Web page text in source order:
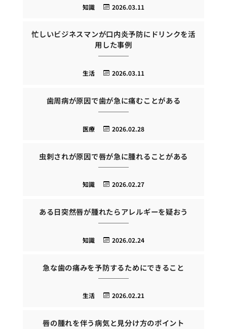
2026.03.11
知識
忙しいビジネスマンが口内炎予防にドリンクを活
用した事例
2026.03.11
生活
歯周病が原因で歯が急に痛むことがある
2026.02.28
医療
虫刺されが原因で唇が急に腫れることがある
2026.02.27
知識
ある日突然唇が腫れたらアレルギーを疑おう
2026.02.24
知識
急な歯の痛みを予防するためにできること
2026.02.21
生活
唇の腫れを伴う病気と見分け方のポイント